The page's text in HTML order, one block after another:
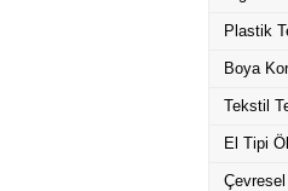
Plastik
Boya
Tekstil
El Tipi